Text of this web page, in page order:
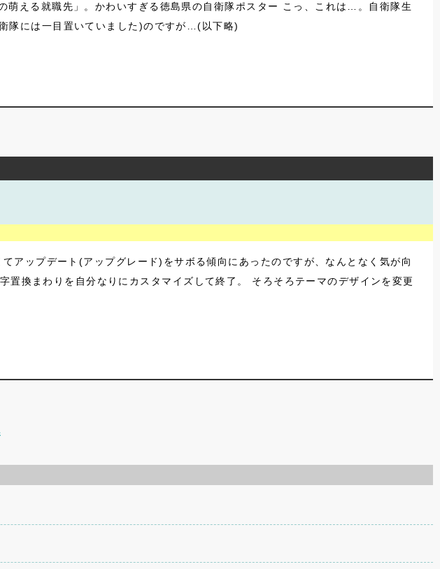
萌える就職先」。かわいすぎる徳島県の自衛隊ポスター こっ、これは…。自衛隊生
隊には一目置いていました)のですが…(以下略)
アップデート(アップグレード)をサボる傾向にあったのですが、なんとなく気が向
換まわりを自分なりにカスタマイズして終了。 そろそろテーマのデザインを変更